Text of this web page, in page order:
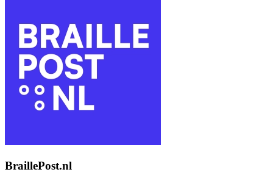
BraillePost.nl